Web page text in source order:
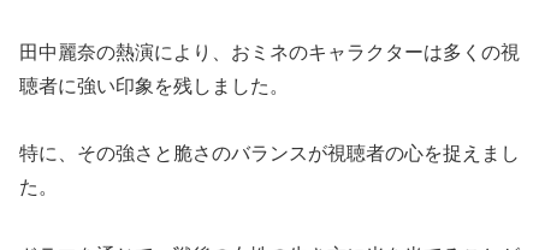
田中麗奈の熱演により、おミネのキャラクターは多くの視
聴者に強い印象を残しました。
特に、その強さと脆さのバランスが視聴者の心を捉えまし
た。